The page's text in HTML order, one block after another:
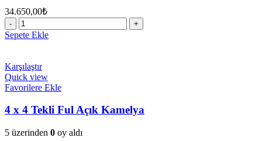
34.650,00₺
3
X
Açık
Kamelya
(
parça
)
adet
Sepete Ekle
Karşılaştır
Quick view
Favorilere Ekle
4 x 4 Tekli Ful Açık Kamelya
5 üzerinden 0 oy aldı